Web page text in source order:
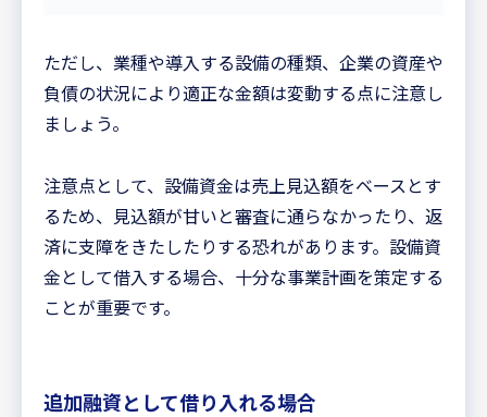
ただし、業種や導入する設備の種類、企業の資産や
負債の状況により適正な金額は変動する点に注意し
ましょう。
注意点として、設備資金は売上見込額をベースとす
るため、見込額が甘いと審査に通らなかったり、返
済に支障をきたしたりする恐れがあります。設備資
金として借入する場合、十分な事業計画を策定する
ことが重要です。
追加融資として借り入れる場合